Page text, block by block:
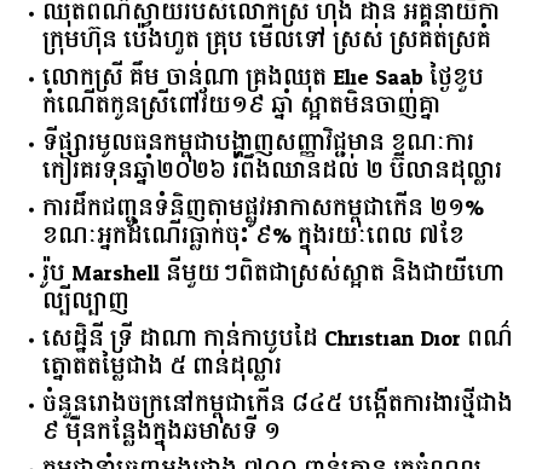
ឈុតពណ៌ស្វាយរបស់លោកស្រី ហុង ដានី អគ្គ​នាយិកា​
ក្រុមហ៊ុន ប៉េងហួត គ្រុប មើលទៅ ស្រស់ ស្រគត់ស្រគំ
លោកស្រី គឹម ចាន់ណា គ្រងឈុត Elie Saab ថ្ងៃខួប
កំណើតកូនស្រីពៅវ័យ១៩ ឆ្នាំ ស្អាតមិនចាញ់គ្នា
ទីផ្សារ​មូលធន​កម្ពុជា​បង្ហាញ​សញ្ញា​វិជ្ជមាន​ ​ខណៈ​ការ​
កៀរគរ​ទុន​ឆ្នាំ​២០២៦​ ​រំពឹង​ឈានដល់​ ​២​ ​ប៊ីលាន​ដុល្លារ​
ការដឹកជញ្ជូនទំនិញតាមផ្លូវអាកាសកម្ពុជាកើន ២១%
ខណៈអ្នកដំណើរធ្លាក់ចុះ ៩% ក្នុងរយៈពេល ៧ខែ
រ៉ូប Marshell នីមួយៗពិតជាស្រស់ស្អាត និងជាយីហោ
ល្បីល្បាញ
សេដ្ឋិនី ទ្រី ដាណា កាន់កាបូបដៃ Christian Dior ពណ៌
ត្នោតតម្លៃជាង ៥ ពាន់ដុល្លារ
ចំនួន​រោងចក្រ​នៅ​កម្ពុជា​កើន​ ​៨៤៥​ ​បង្កើត​ការងារ​ថ្មី​ជាង​
​៩​ ​ម៉ឺន​កន្លែង​ក្នុង​ឆមាស​ទី ​១​